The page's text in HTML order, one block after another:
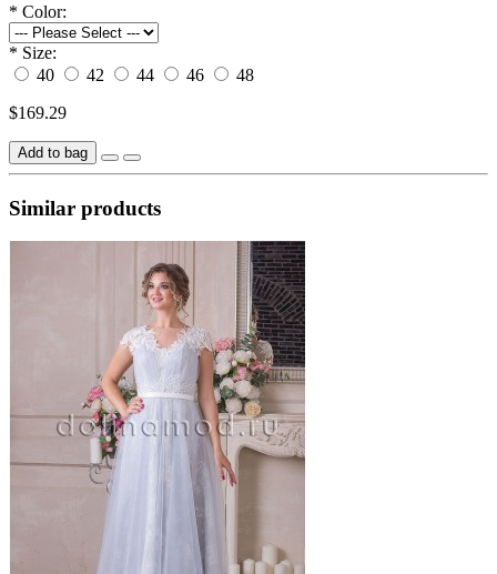
* Color:
* Size:
40
42 44 46
48
$169.29
Add to bag
Similar products